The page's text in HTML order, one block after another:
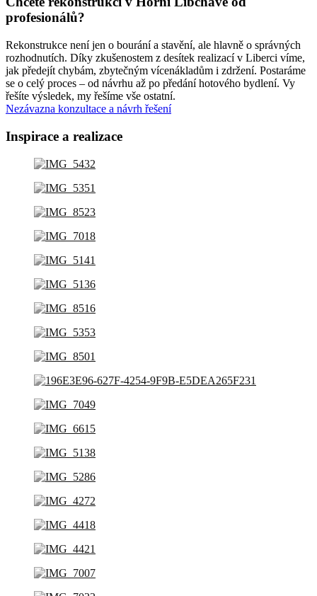
profesionálů?
Rekonstrukce není jen o bourání a stavění, ale hlavně o správných
rozhodnutích. Díky zkušenostem z desítek realizací v Liberci víme,
jak předejít chybám, zbytečným vícenákladům i zdržení. Postaráme
se o celý proces – od návrhu až po předání hotového bydlení. Vy
řešíte výsledek, my řešíme vše ostatní.
Nezávazna konzultace a návrh řešení
Inspirace a realizace